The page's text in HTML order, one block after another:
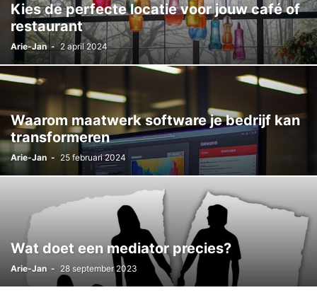
Kies de perfecte locatie voor jouw café of
restaurant
Arie-Jan - 2 april 2024
Waarom maatwerk software je bedrijf kan
transformeren
Arie-Jan - 25 februari 2024
Wat doet een mediator precies?
Arie-Jan - 28 september 2023